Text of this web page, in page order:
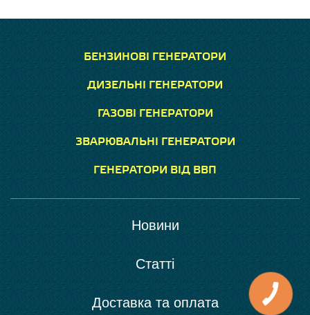
БЕНЗИНОВІ ГЕНЕРАТОРИ
ДИЗЕЛЬНІ ГЕНЕРАТОРИ
ГАЗОВІ ГЕНЕРАТОРИ
ЗВАРЮВАЛЬНІ ГЕНЕРАТОРИ
ГЕНЕРАТОРИ ВІД ВВП
Новини
Статті
Доставка та оплата